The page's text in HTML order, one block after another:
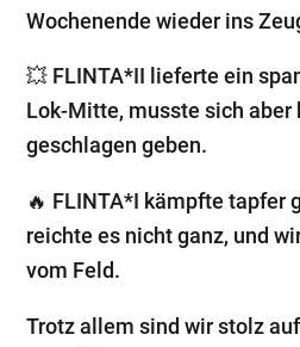
Wochenende wieder ins
💥 FLINTA*II lieferte ein
Lok-Mitte, musste sich aber
geschlagen geben.
🔥 FLINTA*I kämpfte tapfer
reichte es nicht ganz, und
vom Feld.
Trotz allem sind wir stolz